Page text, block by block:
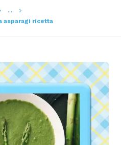
...
asparagi ricetta